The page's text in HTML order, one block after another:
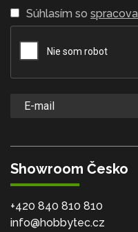
Súhlasím so
Showroom Česko
+420 840 810 810
info@hobbytec.cz